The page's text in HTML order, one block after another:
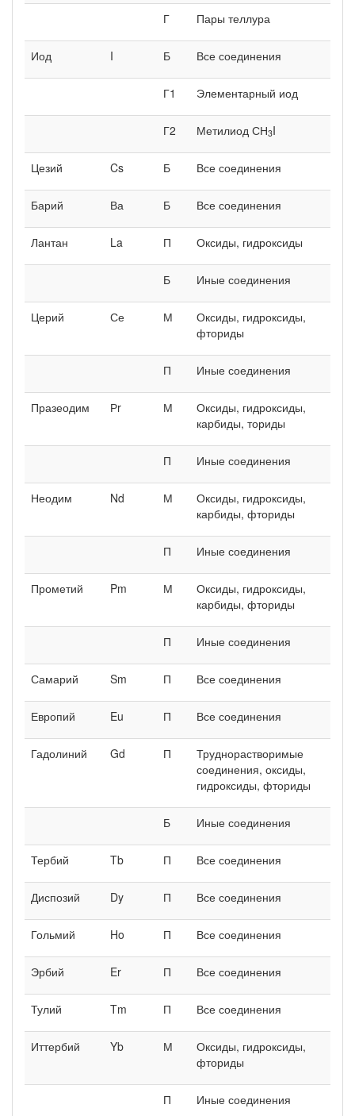
Г Пары теллура
Иод I Б Все соединения
Г1 Элементарный иод
Г2 Метилиод СН3I
Цезий Cs Б Все соединения
Барий Ва Б Все соединения
Лантан La П Оксиды, гидроксиды
Б Иные соединения
Церий Се М
Оксиды, гидроксиды,
фториды
П Иные соединения
Празеодим Рr М
Оксиды, гидроксиды,
карбиды, ториды
П Иные соединения
Неодим Nd М
Оксиды, гидроксиды,
карбиды, фториды
П Иные соединения
Прометий Pm М
Оксиды, гидроксиды,
карбиды, фториды
П Иные соединения
Самарий Sm П Все соединения
Европий Eu П Все соединения
Гадолиний Gd П
Труднорастворимые
соединения, оксиды,
гидроксиды, фториды
Б Иные соединения
Тербий Tb П Все соединения
Диспозий Dy П Все соединения
Гольмий Ho П Все соединения
Эрбий Er П Все соединения
Тулий Tm П Все соединения
Иттербий Yb М
Оксиды, гидроксиды,
фториды
П Иные соединения